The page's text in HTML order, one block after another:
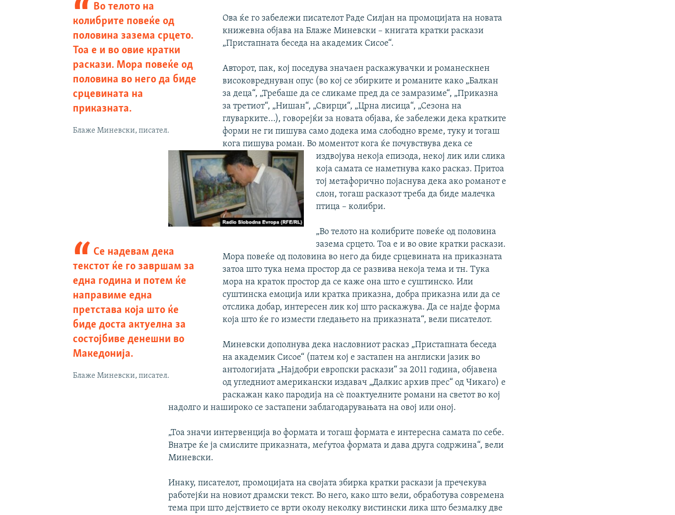
Во телото на
колибрите повеќе од
половина зазема срцето.
Тоа е и во овие кратки
раскази. Мора повеќе од
половина во него да биде
срцевината на
приказната.
Блаже Миневски, писател.
Ова ќе го забележи писателот Раде Силјан на промоцијата на новата
книжевна објава на Блаже Миневски – книгата кратки раскази
„Пристапната беседа на академик Сисое“.
Се надевам дека
текстот ќе го завршам за
една година и потем ќе
направиме една
претстава која што ќе
биде доста актуелна за
состојбиве денешни во
Македонија.
Блаже Миневски, писател.
Авторот, пак, кој поседува значаен раскажувачки и романескнен
високовреднуван опус (во кој се збирките и романите како „Балкан
за деца“, „Требаше да се сликаме пред да се замразиме“, „Приказна
за третиот“, „Нишан“, „Свирци“, „Црна лисица“, „Сезона на
глуварките...), говорејќи за новата објава, ќе забележи дека кратките
форми не ги пишува само додека има слободно време, туку и тогаш
кога пишува роман. Во моментот кога ќе почувствува дека се
издвојува некоја епизода, некој лик или слика
која самата се наметнува како расказ. Притоа
тој метафорично појаснува дека ако романот е
слон, тогаш расказот треба да биде малечка
птица – колибри.
„Во телото на колибрите повеќе од половина
зазема срцето. Тоа е и во овие кратки раскази.
Мора повеќе од половина во него да биде срцевината на приказната
затоа што тука нема простор да се развива некоја тема и тн. Тука
мора на краток простор да се каже она што е суштинско. Или
суштинска емоција или кратка приказна, добра приказна или да се
отслика добар, интересен лик кој што раскажува. Да се најде форма
која што ќе го измести гледањето на приказната“, вели писателот.
Миневски дополнува дека насловниот расказ „Пристапната беседа
на академик Сисое“ (патем кој е застапен на англиски јазик во
антологијата „Најдобри европски раскази“ за 2011 година, објавена
од угледниот американски издавач „Далкис архив прес“ од Чикаго) е
раскажан како пародија на сè поактуелните романи на светот во кој
надолго и нашироко се застапени заблагодарувањата на овој или оној.
„Тоа значи интервенција во формата и тогаш формата е интересна самата по себе.
Внатре ќе ја смислите приказната, меѓутоа формата и дава друга содржина“, вели
Миневски.
Инаку, писателот, промоцијата на својата збирка кратки раскази ја пречекува
работејќи на новиот драмски текст. Во него, како што вели, обработува современа
тема при што дејствието се врти околу неколку вистински лика што безмалку две